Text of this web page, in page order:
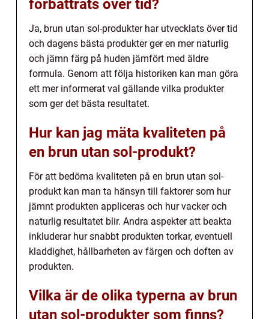
förbättrats över tid?
Ja, brun utan sol-produkter har utvecklats över tid
och dagens bästa produkter ger en mer naturlig
och jämn färg på huden jämfört med äldre
formula. Genom att följa historiken kan man göra
ett mer informerat val gällande vilka produkter
som ger det bästa resultatet.
Hur kan jag mäta kvaliteten på
en brun utan sol-produkt?
För att bedöma kvaliteten på en brun utan sol-
produkt kan man ta hänsyn till faktorer som hur
jämnt produkten appliceras och hur vacker och
naturlig resultatet blir. Andra aspekter att beakta
inkluderar hur snabbt produkten torkar, eventuell
kladdighet, hållbarheten av färgen och doften av
produkten.
Vilka är de olika typerna av brun
utan sol-produkter som finns?